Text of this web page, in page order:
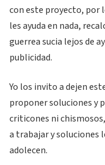
con este proyecto, por
les ayuda en nada,
guerrea sucia lejos de
publicidad.
Yo los invito a dejen
proponer soluciones y
criticones ni
a trabajar y soluciones
adolecen.